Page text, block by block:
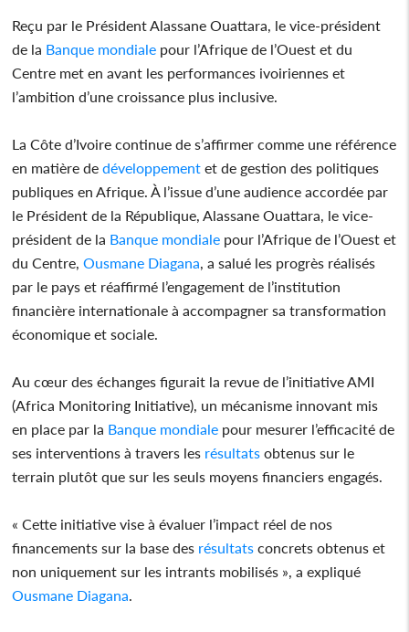
Reçu par le Président Alassane Ouattara, le vice-président
de la Banque mondiale pour l’Afrique de l’Ouest et du
Centre met en avant les performances ivoiriennes et
l’ambition d’une croissance plus inclusive.
La Côte d’Ivoire continue de s’affirmer comme une référence
en matière de développement et de gestion des politiques
publiques en Afrique. À l’issue d’une audience accordée par
le Président de la République, Alassane Ouattara, le vice-
président de la Banque mondiale pour l’Afrique de l’Ouest et
du Centre, Ousmane Diagana, a salué les progrès réalisés
par le pays et réaffirmé l’engagement de l’institution
financière internationale à accompagner sa transformation
économique et sociale.
Au cœur des échanges figurait la revue de l’initiative AMI
(Africa Monitoring Initiative), un mécanisme innovant mis
en place par la Banque mondiale pour mesurer l’efficacité de
ses interventions à travers les résultats obtenus sur le
terrain plutôt que sur les seuls moyens financiers engagés.
« Cette initiative vise à évaluer l’impact réel de nos
financements sur la base des résultats concrets obtenus et
non uniquement sur les intrants mobilisés », a expliqué
Ousmane Diagana.